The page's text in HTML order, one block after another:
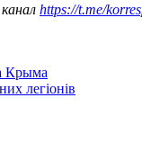
https://t.me/
Крыма
легіонів